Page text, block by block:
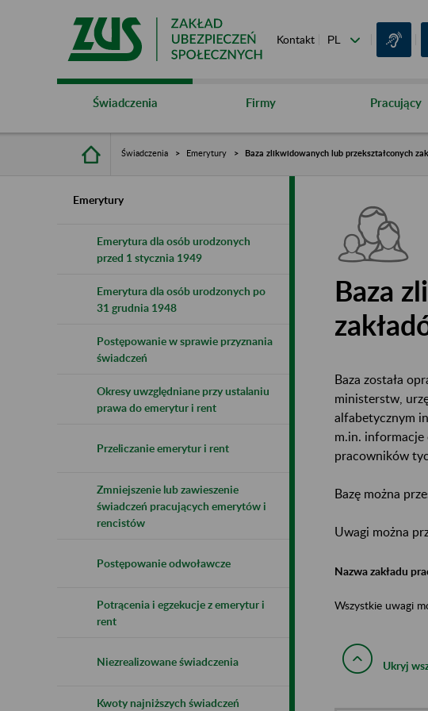
Kontakt
Świadczenia Firmy Pracujący
Świadczenia Emerytury Baza zlikwidowanych lub przekształconych
Emerytury
Emerytura dla osób urodzonych
przed 1 stycznia 1949
Emerytura dla osób urodzonych po
31 grudnia 1948
Postępowanie w sprawie przyznania
świadczeń
Okresy uwzględniane przy ustalaniu
prawa do emerytur i rent
Przeliczanie emerytur i rent
Zmniejszenie lub zawieszenie
świadczeń pracujących emerytów i
rencistów
Postępowanie odwoławcze
Potrącenia i egzekucje z emerytur i
rent
Niezrealizowane świadczenia
Kwoty najniższych świadczeń
Baza
Baza została
ministerstw,
alfabetycznym
m.in. informacje
pracowników
Bazę można
Uwagi można
Nazwa zakładu
Wszystkie uwagi
Ukryj